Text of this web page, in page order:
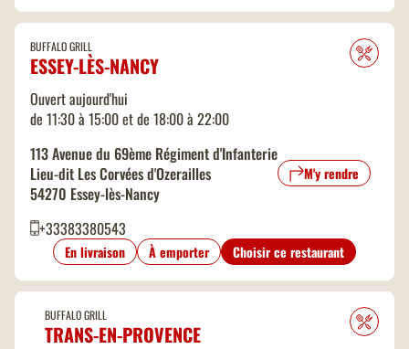
BUFFALO GRILL
ESSEY-LÈS-NANCY
Ouvert aujourd'hui
de 11:30 à 15:00 et de 18:00 à 22:00
113 Avenue du 69ème Régiment d'Infanterie
Lieu-dit Les Corvées d'Ozerailles
54270 Essey-lès-Nancy
M'y rendre
+33383380543
En livraison À emporter Choisir ce restaurant
BUFFALO GRILL
TRANS-EN-PROVENCE